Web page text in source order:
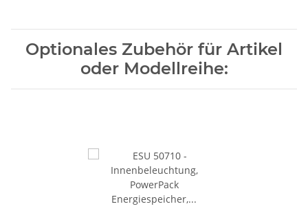
Optionales Zubehör für Artikel
oder Modellreihe: